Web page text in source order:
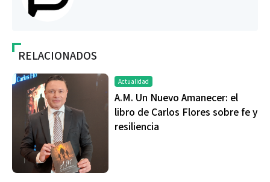
RELACIONADOS
Actualidad
A.M. Un Nuevo Amanecer: el
libro de Carlos Flores sobre fe y
resiliencia